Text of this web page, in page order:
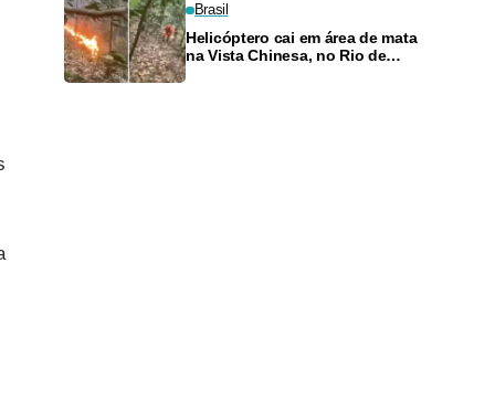
Brasil
Helicóptero cai em área de mata
na Vista Chinesa, no Rio de